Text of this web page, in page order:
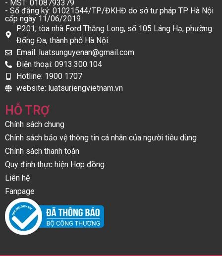
- MST: 0108793379
- Số đăng ký: 01021544/TP/ĐKHĐ do sở tư pháp TP Hà Nội
cấp ngày 11/06/2019
P201, tòa nhà Ford Thăng Long, số 105 Láng Hạ, phường
Đống Đa, thành phố Hà Nội.
Email: luatsunguyenan@gmail.com
Điện thoại: 0913.300.104
Hotline: 1900 1707
website: luatsuriengvietnam.vn
HỖ TRỢ
Chính sách chung
Chính sách bảo vệ thông tin cá nhân của người tiêu dùng
Chính sách thanh toán
Quy định thực hiện Hợp đồng
Liên hệ
Fanpage